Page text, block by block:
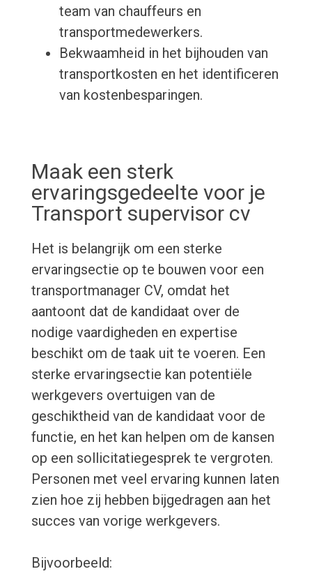
team van chauffeurs en
transportmedewerkers.
Bekwaamheid in het bijhouden van
transportkosten en het identificeren
van kostenbesparingen.
Maak een sterk
ervaringsgedeelte voor je
Transport supervisor cv
Het is belangrijk om een sterke
ervaringsectie op te bouwen voor een
transportmanager CV, omdat het
aantoont dat de kandidaat over de
nodige vaardigheden en expertise
beschikt om de taak uit te voeren. Een
sterke ervaringsectie kan potentiële
werkgevers overtuigen van de
geschiktheid van de kandidaat voor de
functie, en het kan helpen om de kansen
op een sollicitatiegesprek te vergroten.
Personen met veel ervaring kunnen laten
zien hoe zij hebben bijgedragen aan het
succes van vorige werkgevers.
Bijvoorbeeld: